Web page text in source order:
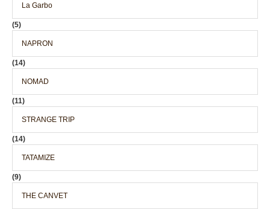
La Garbo
(5)
NAPRON
(14)
NOMAD
(11)
STRANGE TRIP
(14)
TATAMIZE
(9)
THE CANVET